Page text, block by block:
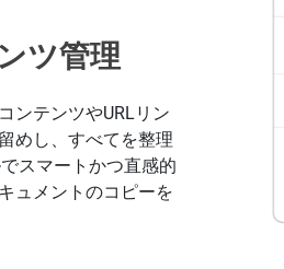
ツ管理
ンテンツやURLリン
めし、すべてを整理
スマートかつ直感的
ュメントのコピーを